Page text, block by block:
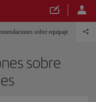
sobre equipaje
sobre